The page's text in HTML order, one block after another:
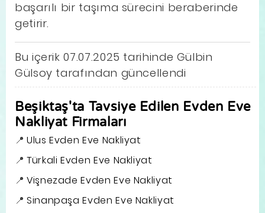
başarılı bir taşıma sürecini beraberinde
getirir.
Bu içerik 07.07.2025 tarihinde Gülbin
Gülsoy tarafından güncellendi
Beşiktaş'ta Tavsiye Edilen Evden Eve
Nakliyat Firmaları
Ulus Evden Eve Nakliyat
Türkali Evden Eve Nakliyat
Vişnezade Evden Eve Nakliyat
Sinanpaşa Evden Eve Nakliyat